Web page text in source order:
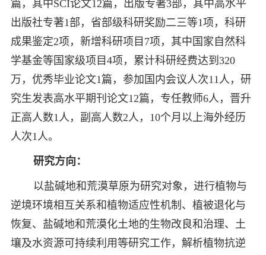
篇，其中SCI论文12篇，出版专著3部，其中高水平
出版社专著1部，省部级科研奖励二三等1项，科研
成果鉴定2项，新增科研项目7项，其中国家自然科
学基金等国家级项目4项，累计科研经费达到320
万，优秀毕业论文1篇，参加国内会议人次11人，研
究生发表高水平期刊论文12篇，专任教师6人，晋升
正高人数1人，副高人数2人，10个月以上海外经历
人次1人。
研究方向：
以盐碱地和荒漠草原为研究对象，进行植物与
逆境环境相互关系和植物适应性机制、植被退化与
恢复、盐碱地和荒漠化土地的生物改良和治理、土
壤及水资源可持续利用等研究工作，解析植物抗逆